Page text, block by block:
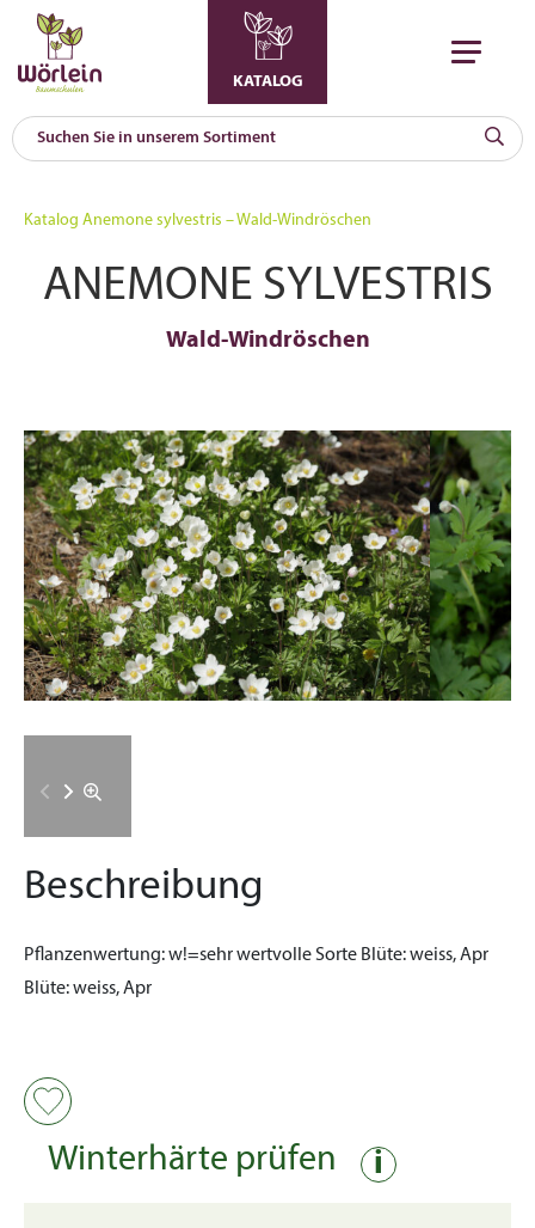
KATALOG
Katalog Anemone sylvestris – Wald-Windröschen
ANEMONE SYLVESTRIS
Wald-Windröschen
Beschreibung
Pflanzenwertung:w!=sehr wertvolle Sorte Blüte:weiss, Apr
Blüte:weiss, Apr
Winterhärte prüfen i